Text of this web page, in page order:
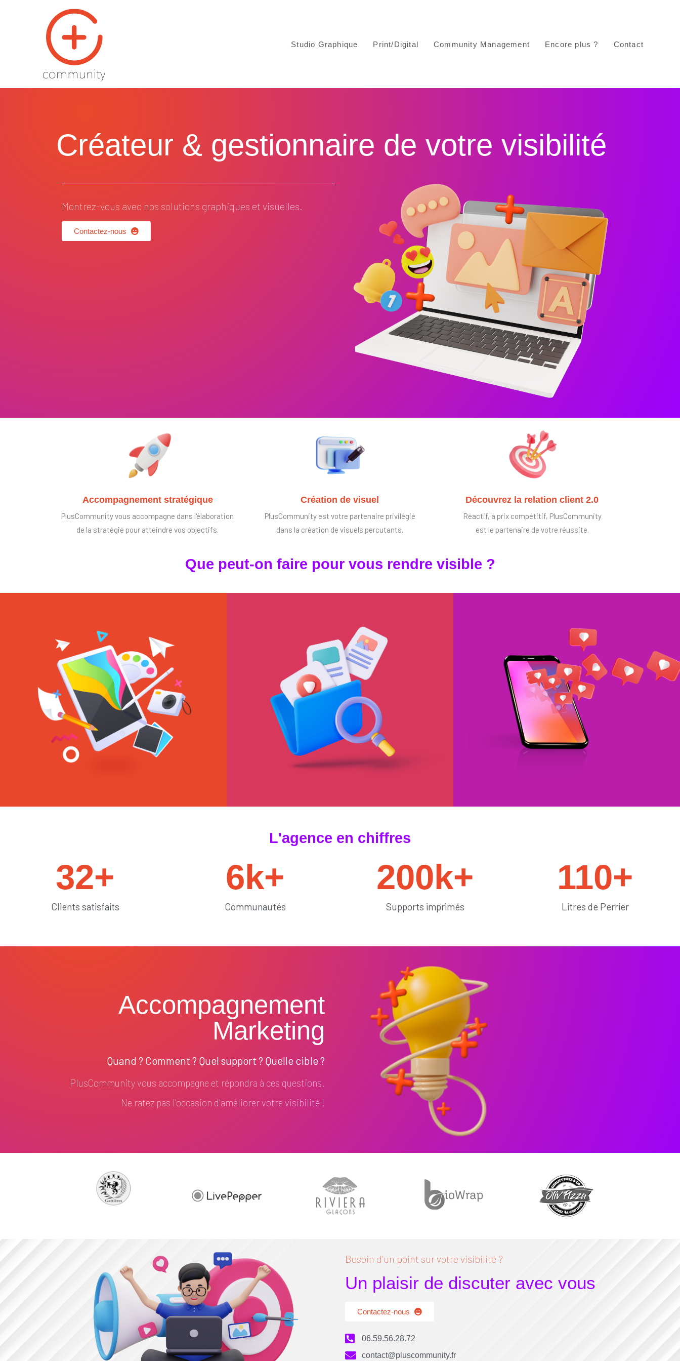
Studio Graphique Print/Digital Community Management Encore plus ? Contact
Créateur & gestionnaire de votre visibilité​
Montrez-vous avec nos solutions graphiques et visuelles.
Contactez-nous
Accompagnement stratégique
PlusCommunity vous accompagne dans l'élaboration
de la stratégie pour atteindre vos objectifs.
Création de visuel
PlusCommunity est votre partenaire privilégié
dans la création de visuels percutants.
Découvrez la relation client 2.0
Réactif, à prix compétitif, PlusCommunity
est le partenaire de votre réussite.
Que peut-on faire pour vous rendre visible ?
#sedémarquer #tendances #générateurdelikes
L'agence en chiffres
32+
Clients satisfaits
6k+
Communautés
200k+
Supports imprimés
110+
Litres de Perrier
Accompagnement
Marketing
Quand ? Comment ? Quel support ? Quelle cible ?
PlusCommunity vous accompagne et répondra à ces questions.
Ne ratez pas l'occasion d'améliorer votre visibilité !
Besoin d'un point sur votre visibilité ?
Un plaisir de discuter avec vous
Contactez-nous
06.59.56.28.72
contact@pluscommunity.fr